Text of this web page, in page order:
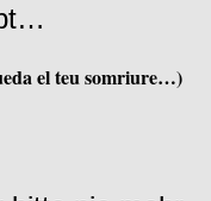
el teu somriure…)